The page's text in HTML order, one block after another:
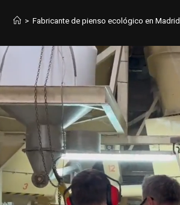
> Fabricante de pienso ecológico en Madrid